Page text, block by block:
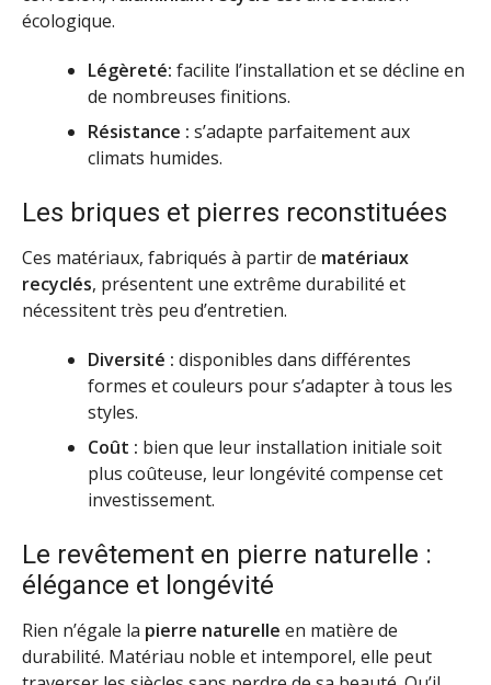
écologique.
Légèreté: facilite l’installation et se décline en
de nombreuses finitions.
Résistance : s’adapte parfaitement aux
climats humides.
Les briques et pierres reconstituées
Ces matériaux, fabriqués à partir de matériaux
recyclés, présentent une extrême durabilité et
nécessitent très peu d’entretien.
Diversité : disponibles dans différentes
formes et couleurs pour s’adapter à tous les
styles.
Coût : bien que leur installation initiale soit
plus coûteuse, leur longévité compense cet
investissement.
Le revêtement en pierre naturelle :
élégance et longévité
Rien n’égale la pierre naturelle en matière de
durabilité. Matériau noble et intemporel, elle peut